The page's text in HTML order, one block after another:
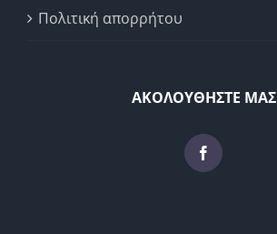
Πολιτική απορρήτου
ΑΚΟΛΟΥΘΗΣΤΕ ΜΑΣ